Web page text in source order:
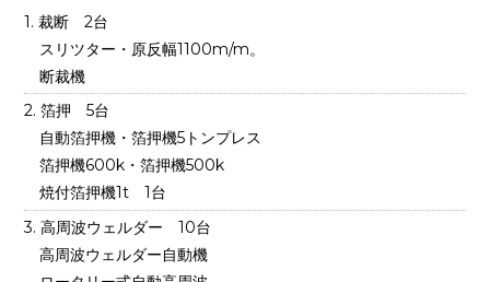
裁断 2台
スリツター・原反幅1100m/m。
断裁機
箔押 5台
自動箔押機・箔押機5トンプレス
箔押機600k・箔押機500k
焼付箔押機1t 1台
高周波ウェルダー 10台
高周波ウェルダー自動機